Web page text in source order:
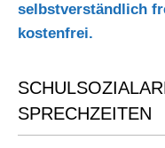
selbstverständlich
kostenfrei.
SPRECHZEITEN